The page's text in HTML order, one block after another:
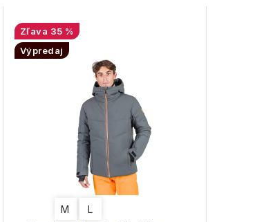
35 %
Výpredaj
M L